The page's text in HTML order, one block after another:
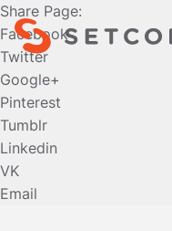
Share Page:
Facebook
Twitter
Google+
Pinterest
Tumblr
Linkedin
VK
Email